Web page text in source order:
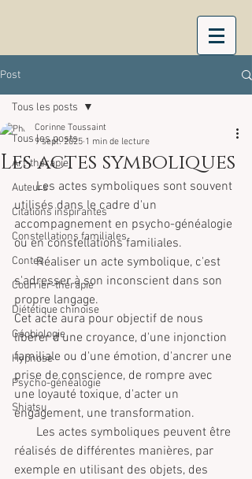
Post
Tous les posts
Art-thérapie
Auteurs
Citations inspirantes
Constellations familiales
Contes
Courrier-thérapie
Diététique chinoise
Géobiologie
Hypnose
Psycho-généalogie
Shiatsu
Tous les posts
Les actes symboliques
Corinne Toussaint
9 sept. 2025 1 min de lecture
       Les actes symboliques sont souvent
utilisés dans le cadre d'un
accompagnement en psycho-généalogie
ou en constellations familiales.
       Réaliser un acte symbolique, c'est
s'adresser à son inconscient dans son
propre langage.
Cet acte aura pour objectif de nous
libérer d'une croyance, d'une injonction
familiale ou d'une émotion, d'ancrer une
prise de conscience, de rompre avec
une loyauté toxique, d'acter un
engagement, une transformation.
réalisés de différentes manières, par
exemple en utilisant des objets, des